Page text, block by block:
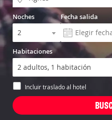
Noches Fecha salida
Habitaciones
Incluir traslado al hotel